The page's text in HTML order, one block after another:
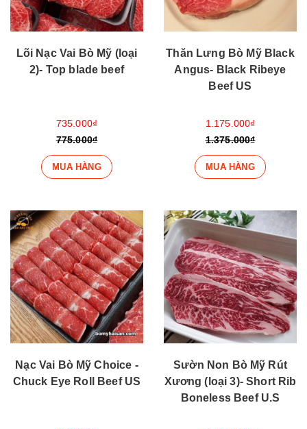
Lõi Nạc Vai Bò Mỹ (loại
2)- Top blade beef
735.000₫
775.000₫
MUA HÀNG
Thăn Lưng Bò Mỹ Black
Angus- Black Ribeye
Beef US
1.175.000₫
1.375.000₫
MUA HÀNG
Nạc Vai Bò Mỹ Choice -
Chuck Eye Roll Beef US
Sườn Non Bò Mỹ Rút
Xương (loại 3)- Short Rib
Boneless Beef U.S